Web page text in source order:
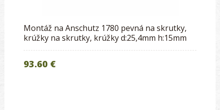
Montáž na Anschutz 1780 pevná na skrutky,
krúžky na skrutky, krúžky d:25,4mm h:15mm
93.60 €